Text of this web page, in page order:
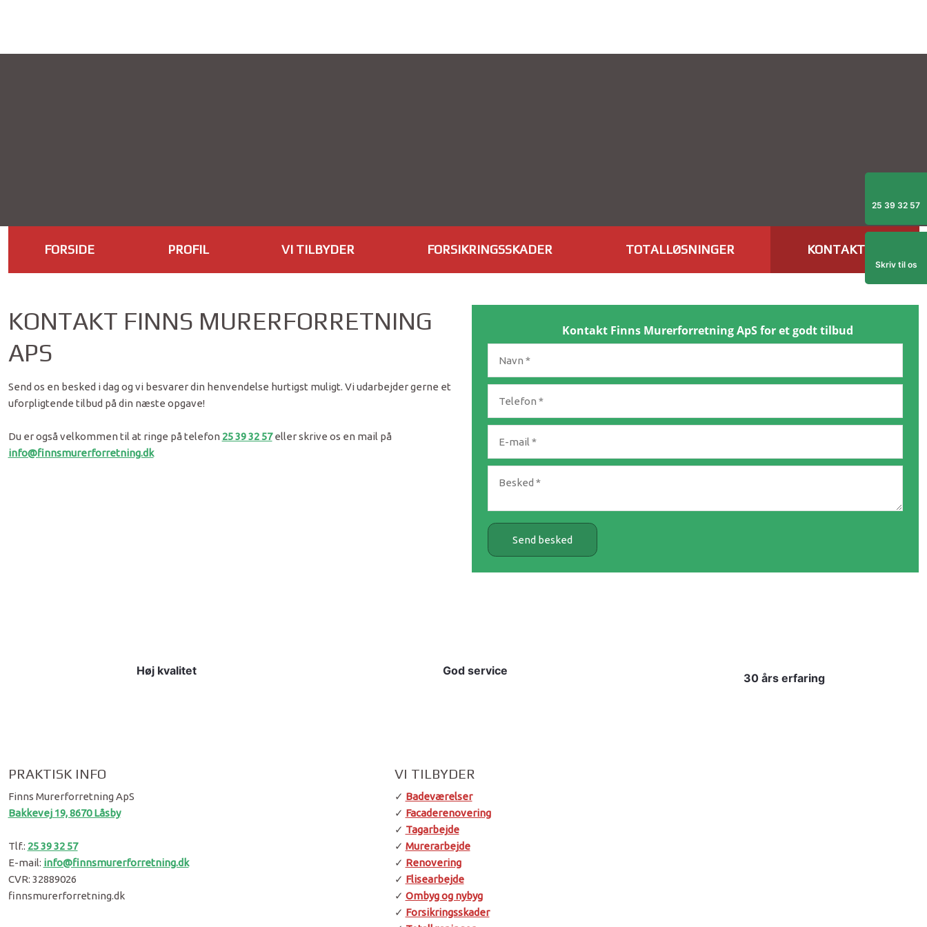
FORSIDE PROFIL VI TILBYDER FORSIKRINGSSKADER TOTALLØSNINGER KONTAKT OS
KONTAKT FINNS MURERFORRETNING
APS
Send os en besked i dag og vi besvarer din henvendelse hurtigst muligt. Vi udarbejder gerne et
uforpligtende tilbud på din næste opgave!
Du er også velkommen til at ringe på telefon 25 39 32 57eller skrive os en mail på
info@finnsmurerforretning.dk
​Kontakt Finns Murerforretning ApS for et godt tilbud
Høj kvalitet God service
30 års erfaring
PRAKTISK INFO​
Finns Murerforretning ApS
Bakkevej 19, 8670 Låsby
Tlf.: 25 39 32 57
E-mail: info@finnsmurerforretning.dk
CVR: 32889026
finnsmu​rerforretning.dk
VI TILBYDER
✓ Badeværelser
✓ Facaderenovering
✓ Tagarbejde
✓ Murerarbejde
✓ Renovering
✓ Flisearbejde
✓ Ombyg og nybyg
✓ Forsikringsskader
25 39 32 57
Skriv til os